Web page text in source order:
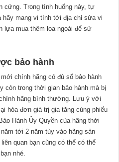
cứng. Trong tình huống này, tự
hãy mang vi tính tới địa chỉ sửa vi
lựa mua thêm loa ngoài để sử
bảo hành
chính hãng có đủ số bảo hành
còn trong thời gian bảo hành mà bị
hãng bình thường. Lưu ý với
hóa đơn giá trị gia tăng cùng phiếu
Hành Ủy Quyền của hãng thời
tới 2 năm tùy vào hãng sản
quan bạn cũng có thể có thể
nhé.